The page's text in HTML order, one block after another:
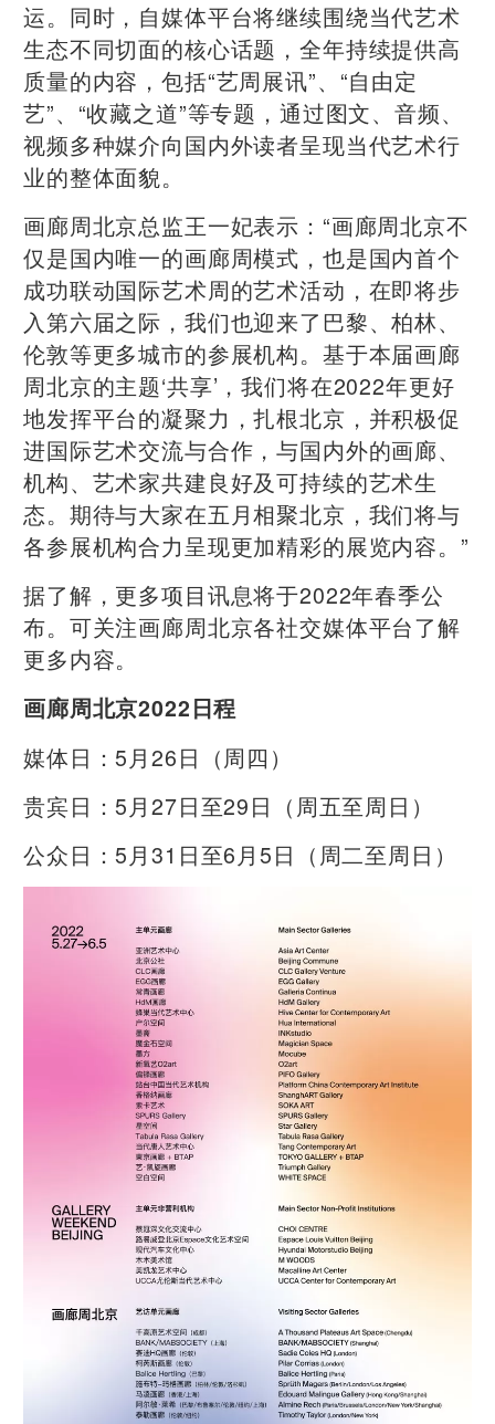
运。同时，自媒体平台将继续围绕当代艺术
生态不同切面的核心话题，全年持续提供高
质量的内容，包括“艺周展讯”、“自由定
艺”、“收藏之道”等专题，通过图文、音频、
视频多种媒介向国内外读者呈现当代艺术行
业的整体面貌。
画廊周北京总监王一妃表示：“画廊周北京不
仅是国内唯一的画廊周模式，也是国内首个
成功联动国际艺术周的艺术活动，在即将步
入第六届之际，我们也迎来了巴黎、柏林、
伦敦等更多城市的参展机构。基于本届画廊
周北京的主题‘共享’，我们将在2022年更好
地发挥平台的凝聚力，扎根北京，并积极促
进国际艺术交流与合作，与国内外的画廊、
机构、艺术家共建良好及可持续的艺术生
态。期待与大家在五月相聚北京，我们将与
各参展机构合力呈现更加精彩的展览内容。”
据了解，更多项目讯息将于2022年春季公
布。可关注画廊周北京各社交媒体平台了解
更多内容。
画廊周北京2022日程
媒体日：5月26日（周四）
贵宾日：5月27日至29日（周五至周日）
公众日：5月31日至6月5日（周二至周日）